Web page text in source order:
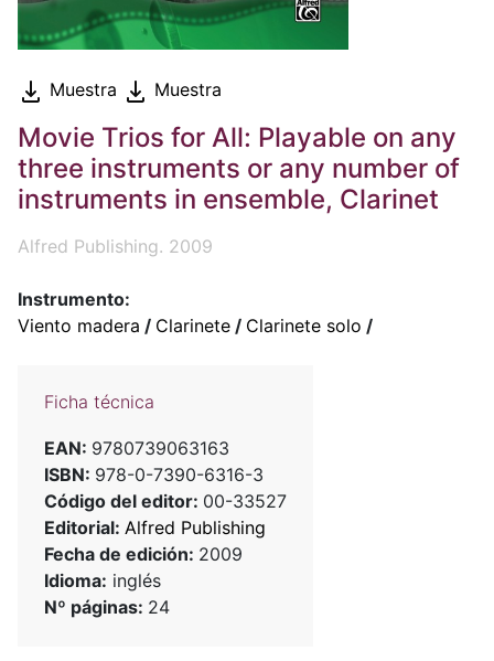
Muestra Muestra
Movie Trios for All: Playable on any
three instruments or any number of
instruments in ensemble, Clarinet
Alfred Publishing. 2009
Instrumento:
Viento madera / Clarinete / Clarinete solo /
Ficha técnica
EAN: 9780739063163
ISBN: 978-0-7390-6316-3
Código del editor: 00-33527
Editorial: Alfred Publishing
Fecha de edición: 2009
Idioma: inglés
Nº páginas: 24